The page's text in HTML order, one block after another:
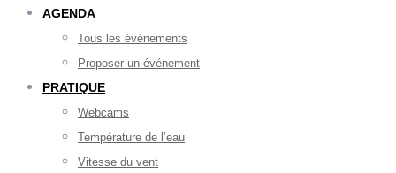
AGENDA
Tous les événements
Proposer un événement
PRATIQUE
Webcams
Température de l’eau
Vitesse du vent